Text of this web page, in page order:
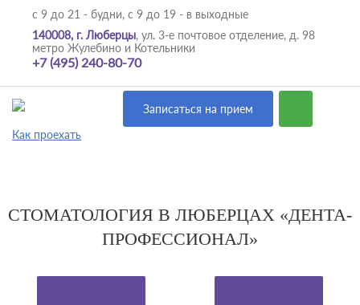
с 9 до 21 - будни, с 9 до 19 - в выходные
140008, г. Люберцы, ул. 3-е почтовое отделение, д. 98
метро Жулебино и Котельники
+7 (495) 240-80-70
Записаться на прием
Как проехать
СТОМАТОЛОГИЯ В ЛЮБЕРЦАХ «ДЕНТА-
ПРОФЕССИОНАЛ»